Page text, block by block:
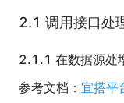
2.1 调用接口处
2.1.1 在数据源处
参考文档： 宜搭平